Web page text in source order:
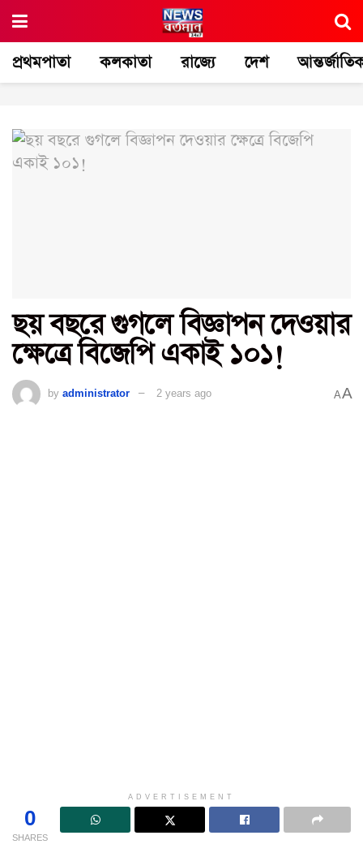
প্রথমপাতা কলকাতা রাজ্যে দেশ
ছয় বছরে গুগলে বিজ্ঞাপন দেওয়ার
ক্ষেত্রে বিজেপি একাই ১০১!
by administrator 2 years ago AA
ADVERTISEMENT
0
SHARES